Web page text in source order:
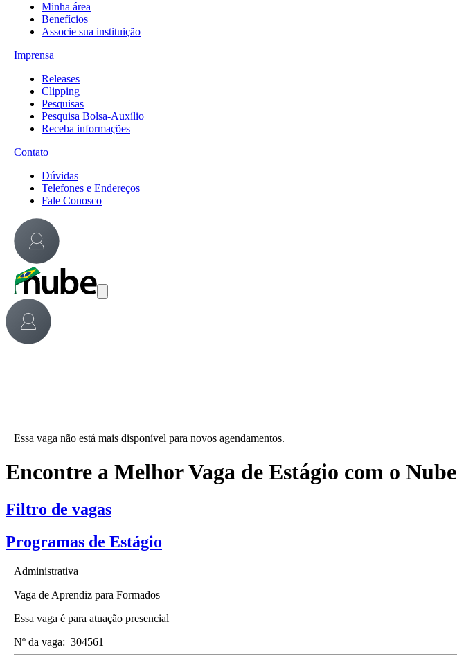
Minha área
Benefícios
Associe sua instituição
Imprensa
Releases
Clipping
Pesquisas
Pesquisa Bolsa-Auxílio
Receba informações
Contato
Dúvidas
Telefones e Endereços
Fale Conosco
Essa vaga não está mais disponível para novos agendamentos.
Encontre a Melhor Vaga de Estágio com o Nube
Filtro de vagas
Programas de Estágio
Administrativa
Vaga de Aprendiz para Formados
Essa vaga é para atuação presencial
Nº da vaga: 304561